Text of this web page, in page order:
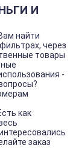
И
найти
через
товары
-
как
заказ